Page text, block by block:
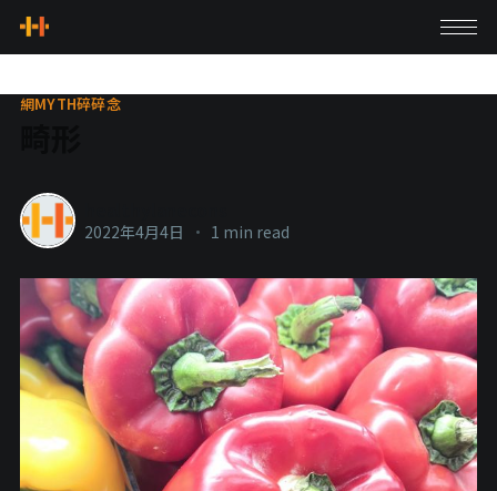
網MYTH碎碎念
2022年4月4日 • 1 min read